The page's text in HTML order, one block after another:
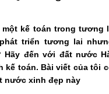
kế toán trong tương
triển tương lai
Hãy đến với đất nước
kế toán. Bài viết của tôi
nước xinh đẹp này